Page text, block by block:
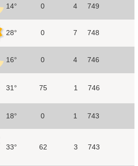
14° 0 4 749
28° 0 7 748
16° 0 4 746
31° 75 1 746
18° 0 1 743
33° 62 3 743